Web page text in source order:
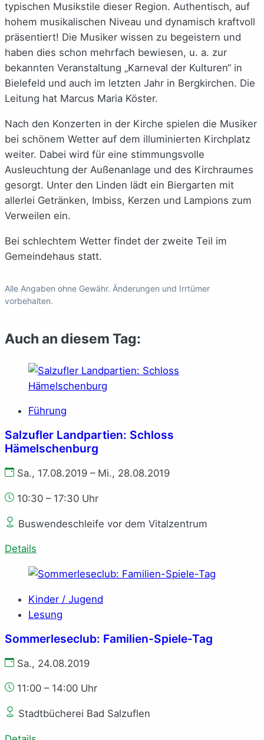
typischen Musikstile dieser Region. Authentisch, auf
hohem musikalischen Niveau und dynamisch kraftvoll
präsentiert! Die Musiker wissen zu begeistern und
haben dies schon mehrfach bewiesen, u. a. zur
bekannten Veranstaltung „Karneval der Kulturen“ in
Bielefeld und auch im letzten Jahr in Bergkirchen. Die
Leitung hat Marcus Maria Köster.
Nach den Konzerten in der Kirche spielen die Musiker
bei schönem Wetter auf dem illuminierten Kirchplatz
weiter. Dabei wird für eine stimmungsvolle
Ausleuchtung der Außenanlage und des Kirchraumes
gesorgt. Unter den Linden lädt ein Biergarten mit
allerlei Getränken, Imbiss, Kerzen und Lampions zum
Verweilen ein.
Bei schlechtem Wetter findet der zweite Teil im
Gemeindehaus statt.
Alle Angaben ohne Gewähr. Änderungen und Irrtümer
vorbehalten.
Auch an diesem Tag:
Führung
Salzufler Landpartien: Schloss
Hämelschenburg
Sa., 17.08.2019 – Mi., 28.08.2019
10:30 – 17:30 Uhr
Buswendeschleife vor dem Vitalzentrum
Details
Kinder / Jugend
Lesung
Sommerleseclub: Familien-Spiele-Tag
Sa., 24.08.2019
11:00 – 14:00 Uhr
Stadtbücherei Bad Salzuflen